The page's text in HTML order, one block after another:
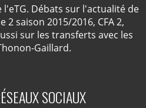
Débats sur l'actualité de
2 saison 2015/2016, CFA 2,
sur les transferts avec les
Gaillard.
SOCIAUX